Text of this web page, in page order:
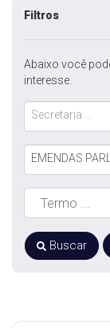
Filtros
Abaixo você
interesse.
Secretaria ...
EMENDAS
Buscar